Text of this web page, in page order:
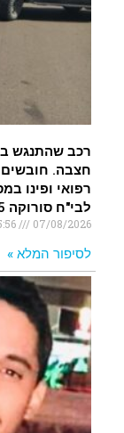
חצבה. חובשים
רפואי ופינו
לבי"ח סורוקה 5 פצועים
07/08/2026
15:56
לסיפור המלא »